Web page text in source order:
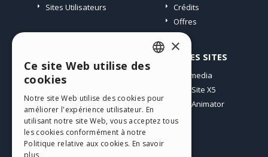
Sites Utilisateurs
Crédits
Offres
Mes Messages
Télécharger
Espace Web
Mes Crédits
AUTRES SITES
Incomedia
WebSite X5
WebAnimator
ENGLISH
GERMAN
SPANISH
×
Ce site Web utilise des
cookies
Notre site Web utilise des cookies pour
améliorer l'expérience utilisateur. En
utilisant notre site Web, vous acceptez tous
les cookies conformément à notre
Politique relative aux cookies. En savoir
plus